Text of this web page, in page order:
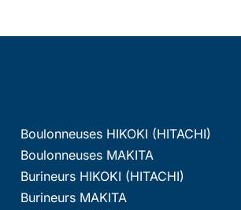
Boulonneuses HIKOKI (HITACHI)
Boulonneuses MAKITA
Burineurs HIKOKI (HITACHI)
Burineurs MAKITA